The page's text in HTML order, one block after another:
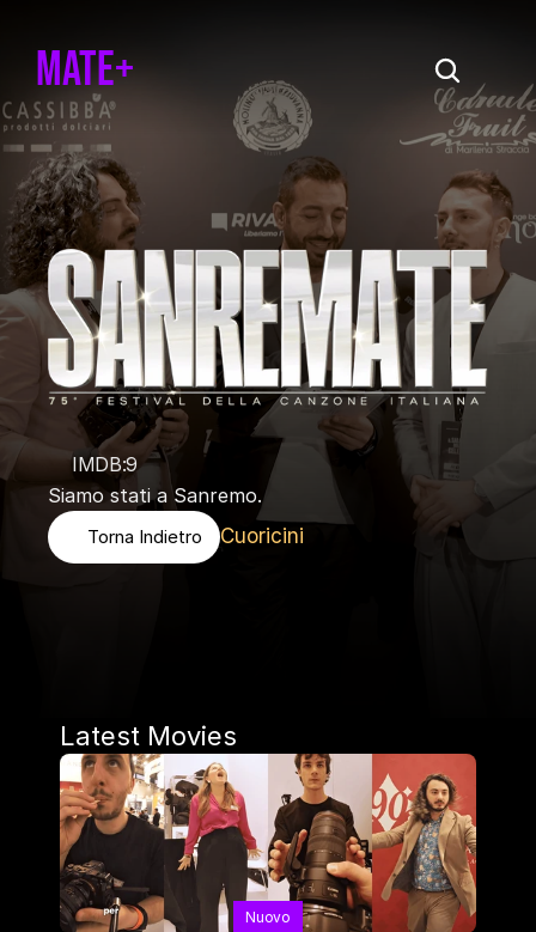
IMDB:9
Siamo stati a Sanremo.
Torna Indietro Cuoricini
Latest Movies
Nuovo
Mate+